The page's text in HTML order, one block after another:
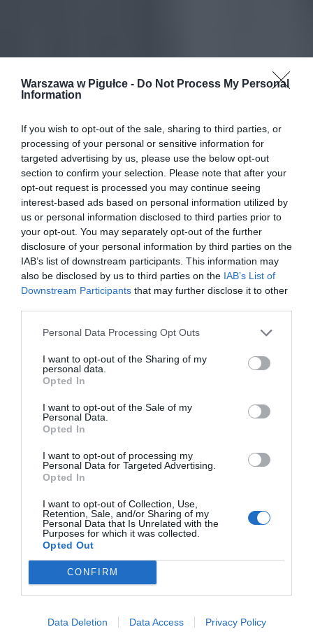
Warszawa w Pigułce - Do Not Process My Personal
Information
If you wish to opt-out of the sale, sharing to third parties, or
processing of your personal or sensitive information for
targeted advertising by us, please use the below opt-out
section to confirm your selection. Please note that after your
opt-out request is processed you may continue seeing
interest-based ads based on personal information utilized by
us or personal information disclosed to third parties prior to
your opt-out. You may separately opt-out of the further
disclosure of your personal information by third parties on the
IAB’s list of downstream participants. This information may
also be disclosed by us to third parties on the IAB’s List of
Downstream Participants that may further disclose it to other
Personal Data Processing Opt Outs
I want to opt-out of the Sharing of my
personal data.
Opted In
I want to opt-out of the Sale of my
Personal Data.
Opted In
I want to opt-out of processing my
Personal Data for Targeted Advertising.
Opted In
I want to opt-out of Collection, Use,
Retention, Sale, and/or Sharing of my
Personal Data that Is Unrelated with the
Purposes for which it was collected.
Opted Out
CONFIRM
Data Deletion Data Access Privacy Policy